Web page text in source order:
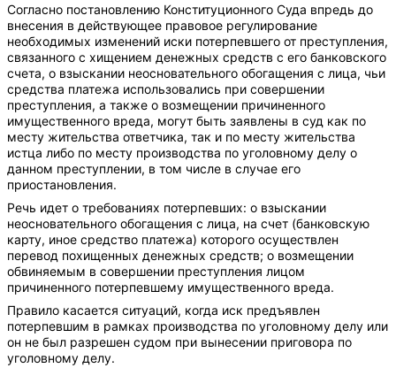
Согласно постановлению Конституционного Суда впредь до
внесения в действующее правовое регулирование
необходимых изменений иски потерпевшего от преступления,
связанного с хищением денежных средств с его банковского
счета, о взыскании неосновательного обогащения с лица, чьи
средства платежа использовались при совершении
преступления, а также о возмещении причиненного
имущественного вреда, могут быть заявлены в суд как по
месту жительства ответчика, так и по месту жительства
истца либо по месту производства по уголовному делу о
данном преступлении, в том числе в случае его
приостановления.
Речь идет о требованиях потерпевших: о взыскании
неосновательного обогащения с лица, на счет (банковскую
карту, иное средство платежа) которого осуществлен
перевод похищенных денежных средств; о возмещении
обвиняемым в совершении преступления лицом
причиненного потерпевшему имущественного вреда.
Правило касается ситуаций, когда иск предъявлен
потерпевшим в рамках производства по уголовному делу или
он не был разрешен судом при вынесении приговора по
уголовному делу.